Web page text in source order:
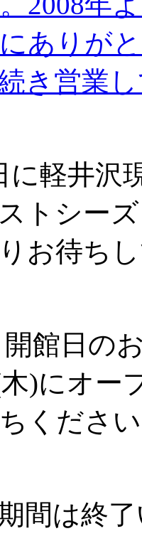
ありが
き営業
に軽井沢
トシー
お待ち
開館日の
)にオー
くださ
間は終